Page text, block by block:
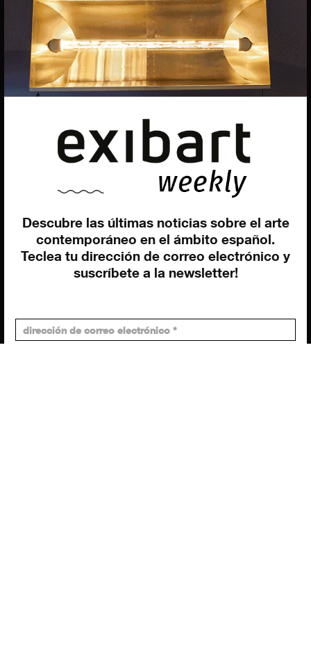
Descubre las últimas noticias sobre el arte
contemporáneo en el ámbito español.
Teclea tu dirección de correo electrónico y
suscríbete a la newsletter!
Programación y diseño web
Giovanni Costante
Marcello Moi
EXIBART SPAIN, S.L.U.
Suscríbete a la newsletter
Contacto
Utilizamos cookies para ofrecerte la mejor experiencia en
Puedes aprender más sobre qué cookies utilizamos o
Aceptar